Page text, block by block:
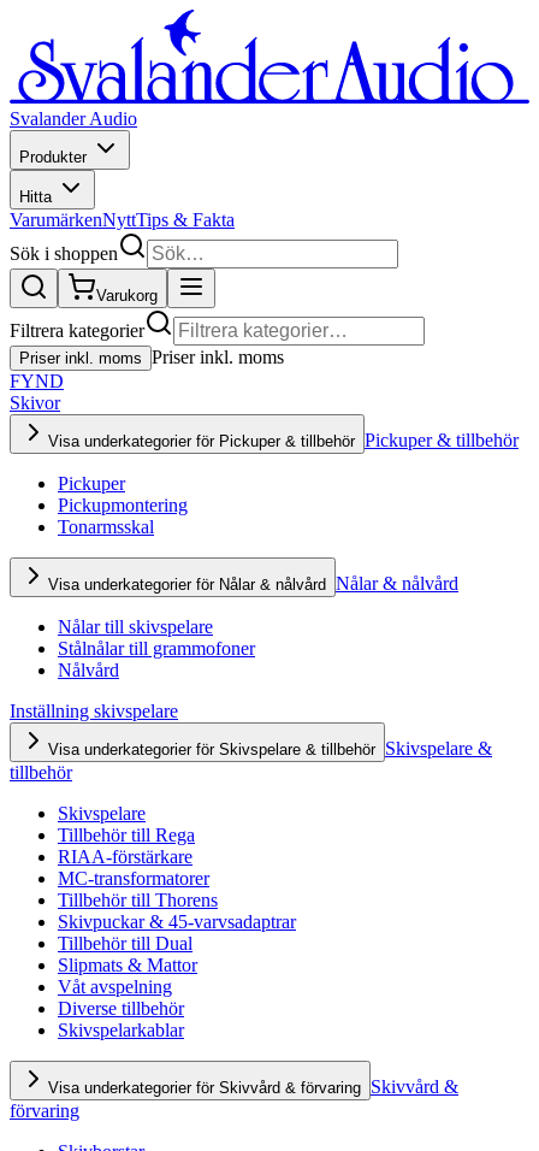
Svalander Audio
Produkter
Hitta
VarumärkenNyttTips & Fakta
Sök i shoppen
Varukorg
Filtrera kategorier
Priser inkl. moms Priser inkl. moms
FYND
Skivor
Visa underkategorier för Pickuper & tillbehör Pickuper & tillbehör
Pickuper
Pickupmontering
Tonarmsskal
Visa underkategorier för Nålar & nålvård Nålar & nålvård
Nålar till skivspelare
Stålnålar till grammofoner
Nålvård
Inställning skivspelare
Visa underkategorier för Skivspelare & tillbehör Skivspelare &
tillbehör
Skivspelare
Tillbehör till Rega
RIAA-förstärkare
MC-transformatorer
Tillbehör till Thorens
Skivpuckar & 45-varvsadaptrar
Tillbehör till Dual
Slipmats & Mattor
Våt avspelning
Diverse tillbehör
Skivspelarkablar
Visa underkategorier för Skivvård & förvaring Skivvård &
förvaring